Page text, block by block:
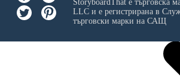
StoryboardThat е търговска
LLCи е регистрирана в
търговски марки на САЩ